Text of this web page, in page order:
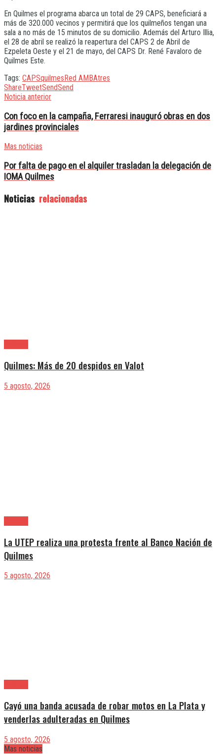
En Quilmes el programa abarca un total de 29 CAPS, beneficiará a
más de 320.000 vecinos y permitirá que los quilmeños tengan una
sala a no más de 15 minutos de su domicilio. Además del Arturo Illia,
el 28 de abril se realizó la reapertura del CAPS 2 de Abril de
Ezpeleta Oeste y el 21 de mayo, del CAPS Dr. René Favaloro de
Quilmes Este.
Tags: CAPSquilmesRed AMBAtres
ShareTweetSendSend
Noticia anterior
Con foco en la campaña, Ferraresi inauguró obras en dos
jardines provinciales
Mas noticias
Por falta de pago en el alquiler trasladan la delegación de
IOMA Quilmes
Noticias relacionadas
Quilmes: Más de 20 despidos en Valot
5 agosto, 2026
La UTEP realiza una protesta frente al Banco Nación de
Quilmes
5 agosto, 2026
Cayó una banda acusada de robar motos en La Plata y
venderlas adulteradas en Quilmes
5 agosto, 2026
Mas noticias